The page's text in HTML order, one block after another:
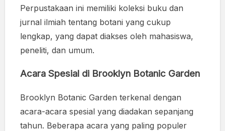
Perpustakaan ini memiliki koleksi buku dan
jurnal ilmiah tentang botani yang cukup
lengkap, yang dapat diakses oleh mahasiswa,
peneliti, dan umum.
Acara Spesial di Brooklyn Botanic Garden
Brooklyn Botanic Garden terkenal dengan
acara-acara spesial yang diadakan sepanjang
tahun. Beberapa acara yang paling populer